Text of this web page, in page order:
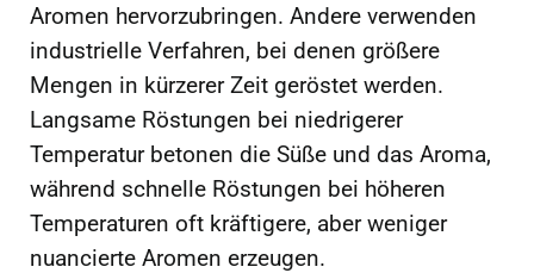
Aromen hervorzubringen. Andere verwenden
industrielle Verfahren, bei denen größere
Mengen in kürzerer Zeit geröstet werden.
Langsame Röstungen bei niedrigerer
Temperatur betonen die Süße und das Aroma,
während schnelle Röstungen bei höheren
Temperaturen oft kräftigere, aber weniger
nuancierte Aromen erzeugen.